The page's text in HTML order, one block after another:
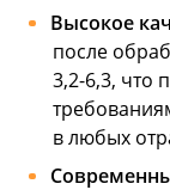
Высокое
после
3,2-6,3, что
в любых